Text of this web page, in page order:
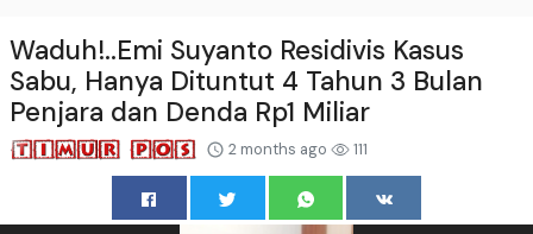
Waduh!..Emi Suyanto Residivis Kasus
Sabu, Hanya Dituntut 4 Tahun 3 Bulan
Penjara dan Denda Rp1 Miliar
2 months ago 111